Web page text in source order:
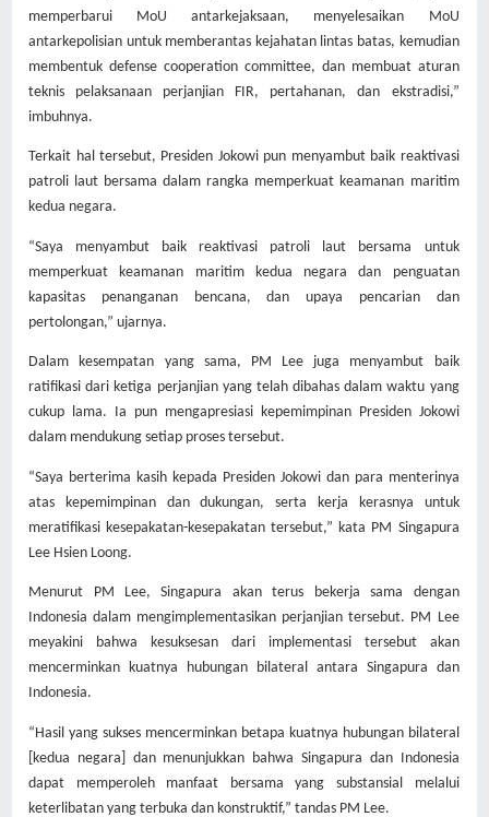
memperbarui MoU antarkejaksaan, menyelesaikan MoU
antarkepolisian untuk memberantas kejahatan lintas batas, kemudian
membentuk defense cooperation committee, dan membuat aturan
teknis pelaksanaan perjanjian FIR, pertahanan, dan ekstradisi,”
imbuhnya.
Terkait hal tersebut, Presiden Jokowi pun menyambut baik reaktivasi
patroli laut bersama dalam rangka memperkuat keamanan maritim
kedua negara.
“Saya menyambut baik reaktivasi patroli laut bersama untuk
memperkuat keamanan maritim kedua negara dan penguatan
kapasitas penanganan bencana, dan upaya pencarian dan
pertolongan,” ujarnya.
Dalam kesempatan yang sama, PM Lee juga menyambut baik
ratifikasi dari ketiga perjanjian yang telah dibahas dalam waktu yang
cukup lama. Ia pun mengapresiasi kepemimpinan Presiden Jokowi
dalam mendukung setiap proses tersebut.
“Saya berterima kasih kepada Presiden Jokowi dan para menterinya
atas kepemimpinan dan dukungan, serta kerja kerasnya untuk
meratifikasi kesepakatan-kesepakatan tersebut,” kata PM Singapura
Lee Hsien Loong.
Menurut PM Lee, Singapura akan terus bekerja sama dengan
Indonesia dalam mengimplementasikan perjanjian tersebut. PM Lee
meyakini bahwa kesuksesan dari implementasi tersebut akan
mencerminkan kuatnya hubungan bilateral antara Singapura dan
Indonesia.
“Hasil yang sukses mencerminkan betapa kuatnya hubungan bilateral
[kedua negara] dan menunjukkan bahwa Singapura dan Indonesia
dapat memperoleh manfaat bersama yang substansial melalui
keterlibatan yang terbuka dan konstruktif,” tandas PM Lee.